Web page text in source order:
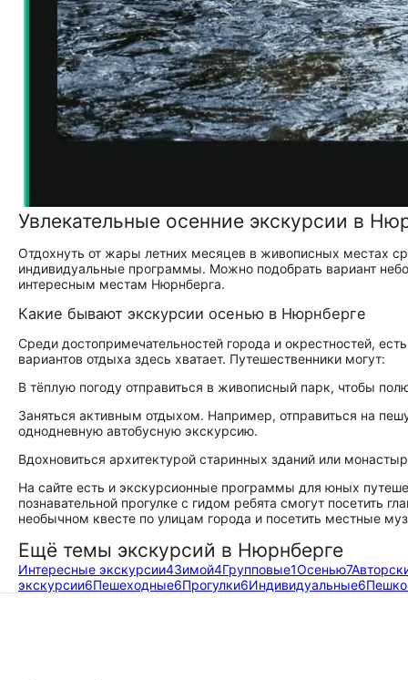
Увлекательные осенние экскурсии в
Отдохнуть от жары летних месяцев в живописных местах
индивидуальные программы. Можно подобрать вариант
интересным местам Нюрнберга.
Какие бывают экскурсии осенью в Нюрнберге
Среди достопримечательностей города и окрестностей,
вариантов отдыха здесь хватает. Путешественники могут:
В тёплую погоду отправиться в живописный парк, чтобы
Заняться активным отдыхом. Например, отправиться на
однодневную автобусную экскурсию.
Вдохновиться архитектурой старинных зданий или
На сайте есть и экскурсионные программы для юных
познавательной прогулке с гидом ребята смогут посетить
необычном квесте по улицам города и посетить местные
Ещё темы экскурсий в Нюрнберге
Интересные экскурсии4Зимой4Групповые1Осенью7
экскурсии6Пешеходные6Прогулки6Индивидуальные6